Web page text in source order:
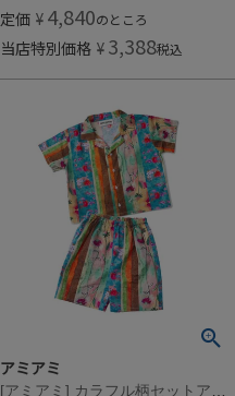
定価 ¥ 4,840のところ
当店特別価格 ¥ 3,388税込
アミアミ